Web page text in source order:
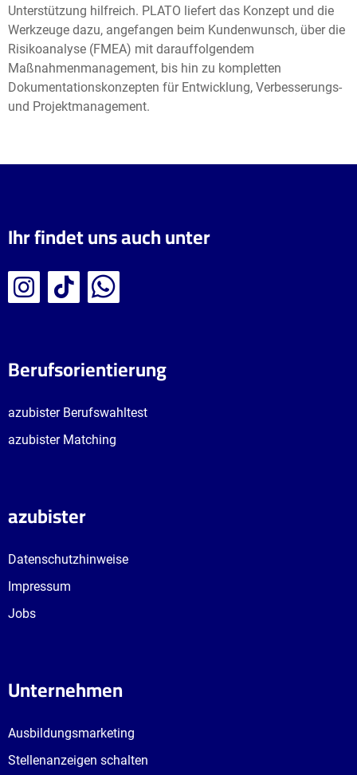
Unterstützung hilfreich. PLATO liefert das Konzept und die
Werkzeuge dazu, angefangen beim Kundenwunsch, über die
Risikoanalyse (FMEA) mit darauffolgendem
Maßnahmenmanagement, bis hin zu kompletten
Dokumentationskonzepten für Entwicklung, Verbesserungs-
und Projektmanagement.
Ihr findet uns auch unter
Berufsorientierung
azubister Berufswahltest
azubister Matching
azubister
Datenschutzhinweise
Impressum
Jobs
Unternehmen
Ausbildungsmarketing
Stellenanzeigen schalten